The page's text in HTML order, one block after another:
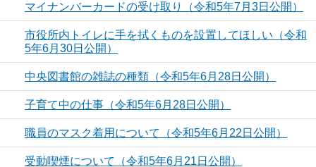
マイナンバーカードの受け取り（令和5年7月3日公開）
市役所内トイレに手を拭くものを設置してほしい（令和
5年6月30日公開）
中央図書館の雑誌の種類（令和5年6月28日公開）
子育て中の仕事（令和5年6月28日公開）
職員のマスク着用について（令和5年6月22日公開）
受動喫煙について（令和5年6月21日公開）